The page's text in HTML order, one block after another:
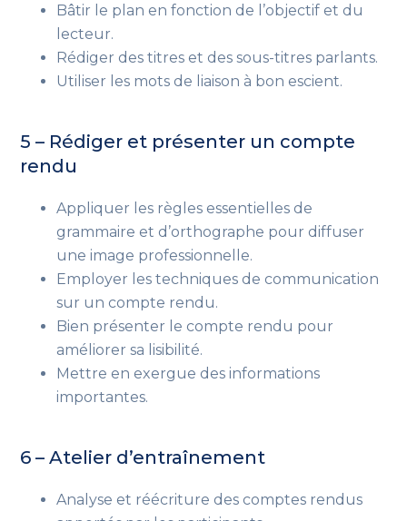
Bâtir le plan en fonction de l’objectif et du
lecteur.
Rédiger des titres et des sous-titres parlants.
Utiliser les mots de liaison à bon escient.
5 – Rédiger et présenter un compte
rendu
Appliquer les règles essentielles de
grammaire et d’orthographe pour diffuser
une image professionnelle.
Employer les techniques de communication
sur un compte rendu.
Bien présenter le compte rendu pour
améliorer sa lisibilité.
Mettre en exergue des informations
importantes.
6 – Atelier d’entraînement
Analyse et réécriture des comptes rendus